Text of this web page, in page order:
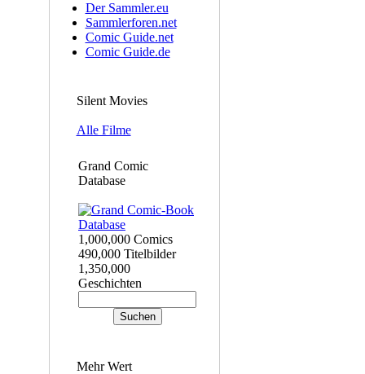
Der Sammler.eu
Sammlerforen.net
Comic Guide.net
Comic Guide.de
Silent Movies
Alle Filme
Grand Comic
Database
1,000,000 Comics
490,000 Titelbilder
1,350,000
Geschichten
Mehr Wert